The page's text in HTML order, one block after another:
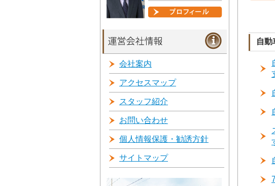
自動
会社案内
アクセスマップ
スタッフ紹介
お問い合わせ
個人情報保護・勧誘方針
サイトマップ